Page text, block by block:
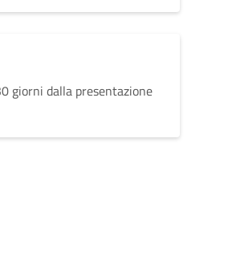
giorni dalla presentazione